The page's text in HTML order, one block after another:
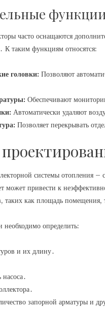
часто оснащаются
К таким функциям относятся:
головки: Позволяют
Обеспечивают
Автоматически удаляют
Позволяет перекрывать
системы отопления
может привести к
таких как площадь помещения,
определить:
и их длину․
запорной арматуры и